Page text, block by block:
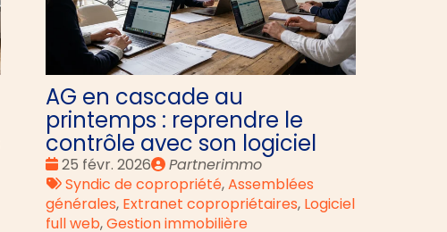
AG en cascade au
printemps : reprendre le
contrôle avec son logiciel
Date
:
25 févr. 2026
Publié
par
Partnerimmo
Tags
:
Syndic de copropriété,Assemblées
générales, Extranet copropriétaires, Logiciel
full web,Gestion immobilière